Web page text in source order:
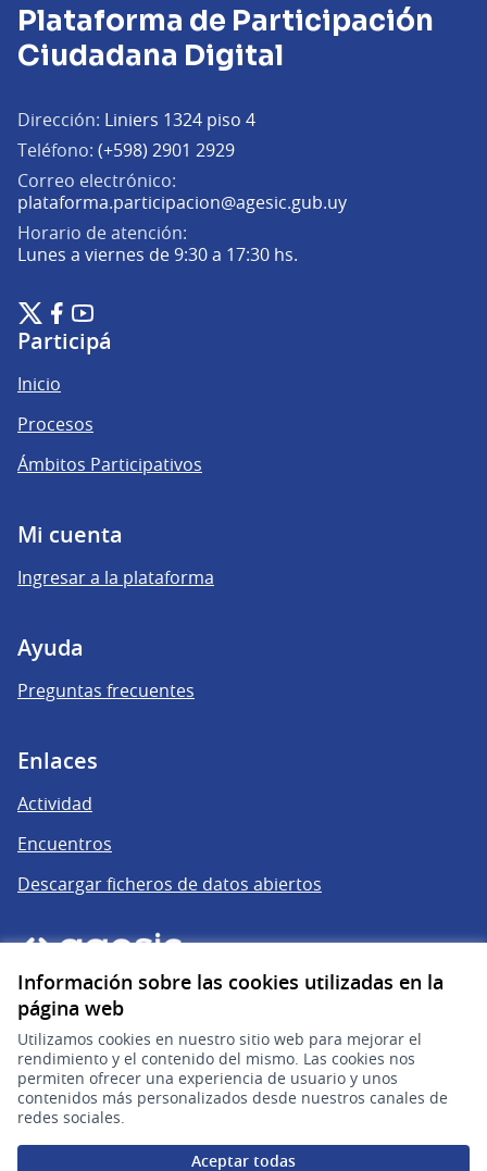
Información sobre las cookies utilizadas en la
página web
Utilizamos cookies en nuestro sitio web para mejorar el
rendimiento y el contenido del mismo. Las cookies nos
permiten ofrecer una experiencia de usuario y unos
contenidos más personalizados desde nuestros canales de
redes sociales.
Aceptar todas
Plataforma de Participación
Ciudadana Digital
Dirección: Liniers 1324 piso 4
Teléfono: (+598) 2901 2929
Correo electrónico:
plataforma.participacion@agesic.gub.uy(Abrir en una
Horario de atención:
Lunes a viernes de 9:30 a 17:30 hs.
Plataforma de Participación Ciudadana Digital en X
(Enlace externo)
Plataforma de Participación Ciudadana Digital en Facebook
(Enlace externo)
Plataforma de Participación Ciudadana Digital en
(Enlace externo)
Participá
Inicio
Procesos
Ámbitos Participativos
Mi cuenta
Ingresar a la plataforma
Ayuda
Preguntas frecuentes
Enlaces
Actividad
Encuentros
Descargar ficheros de datos abiertos
gub.uy
(Enlace externo)
Sitio oficial de la República Oriental del Uruguay